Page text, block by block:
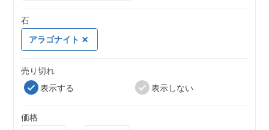
石
アラゴナイト
売り切れ
表示する
表示しない
価格